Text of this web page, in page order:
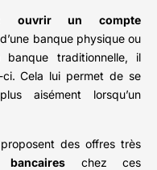
ouvrir un compte
banque physique ou
traditionnelle, il
Cela lui permet de se
aisément lorsqu’un
des offres très
chez ces